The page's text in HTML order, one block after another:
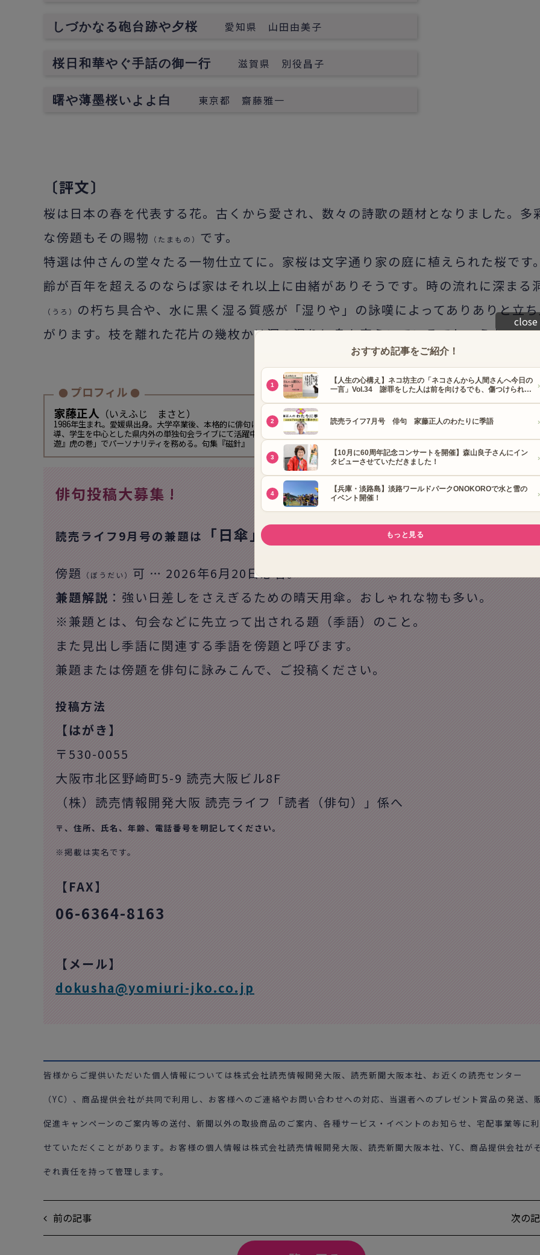
しづかなる砲台跡や夕桜 愛知県 山田由美子
桜日和華やぐ手話の御一行 滋賀県 別役昌子
曙や薄墨桜いよよ白 東京都 齋藤雅一
〔評文〕
桜は日本の春を代表する花。古くから愛され、数々の詩歌の題材となりました。多
な傍題もその賜物
（たまもの） です。
特選は仲さんの堂々たる一物仕立てに。家桜は文字通り家の庭に植えられた桜です
齢が百年を超えるのならば家はそれ以上に由緒がありそうです。時の流れに深まる
（うろ）
の朽ち具合や、水に黒く湿る質感が「湿りや」の詠嘆によってありありと立
がります。枝を離れた花片の幾枚かは洞の湿りに身を安らいでいるでしょうか。
● プロフィル ●
家藤正人 （いえふじ まさと）
1986年生まれ。愛媛県出身。大学卒業後、本格的に俳句に携わり、夏井いつきさんの句会ライブでアシスタント経験を積む。県内にて句会
導、学生を中心とした県内外の単独句会ライブにて活躍中。南海放送ラジオ「夏井いつきの一句一遊」でアシスタント、「家藤正人『一句
遊』虎の巻」でパーソナリティを務める。句集『磁針』（夏井＆カンパニー）
俳句投稿大募集 !
読売ライフ9月号の兼題は 「日傘」
傍題 （ぼうだい） 可 … 2026年6月20日必着。
兼題解説 ：強い日差しをさえぎるための晴天用傘。おしゃれな物も多い。
※兼題とは、句会などに先立って出される題（季語）のこと。
また見出し季語に関連する季語を傍題と呼びます。
兼題または傍題を俳句に詠みこんで、ご投稿ください。
投稿方法
【はがき】
〒530-0055
大阪市北区野崎町5-9 読売大阪ビル8F
（株）読売情報開発大阪 読売ライフ「読者（俳句）」係へ
〒、住所、氏名、年齢、電話番号を明記してください。
※掲載は実名です。
【FAX】
06-6364-8163
【メール】
dokusha@yomiuri-jko.co.jp
皆様からご提供いただいた個人情報については株式会社読売情報開発大阪、読売新聞大阪本社、お近くの読売センター
（YC）、商品提供会社が共同で利用し、お客様へのご連絡やお問い合わせへの対応、当選者へのプレゼント賞品の発送、
促進キャンペーンのご案内等の送付、新聞以外の取扱商品のご案内、各種サービス・イベントのお知らせ、宅配事業等に
せていただくことがあります。お客様の個人情報は株式会社読売情報開発大阪、読売新聞大阪本社、YC、商品提供会社が
ぞれ責任を持って管理します。
前の記事 次の
close